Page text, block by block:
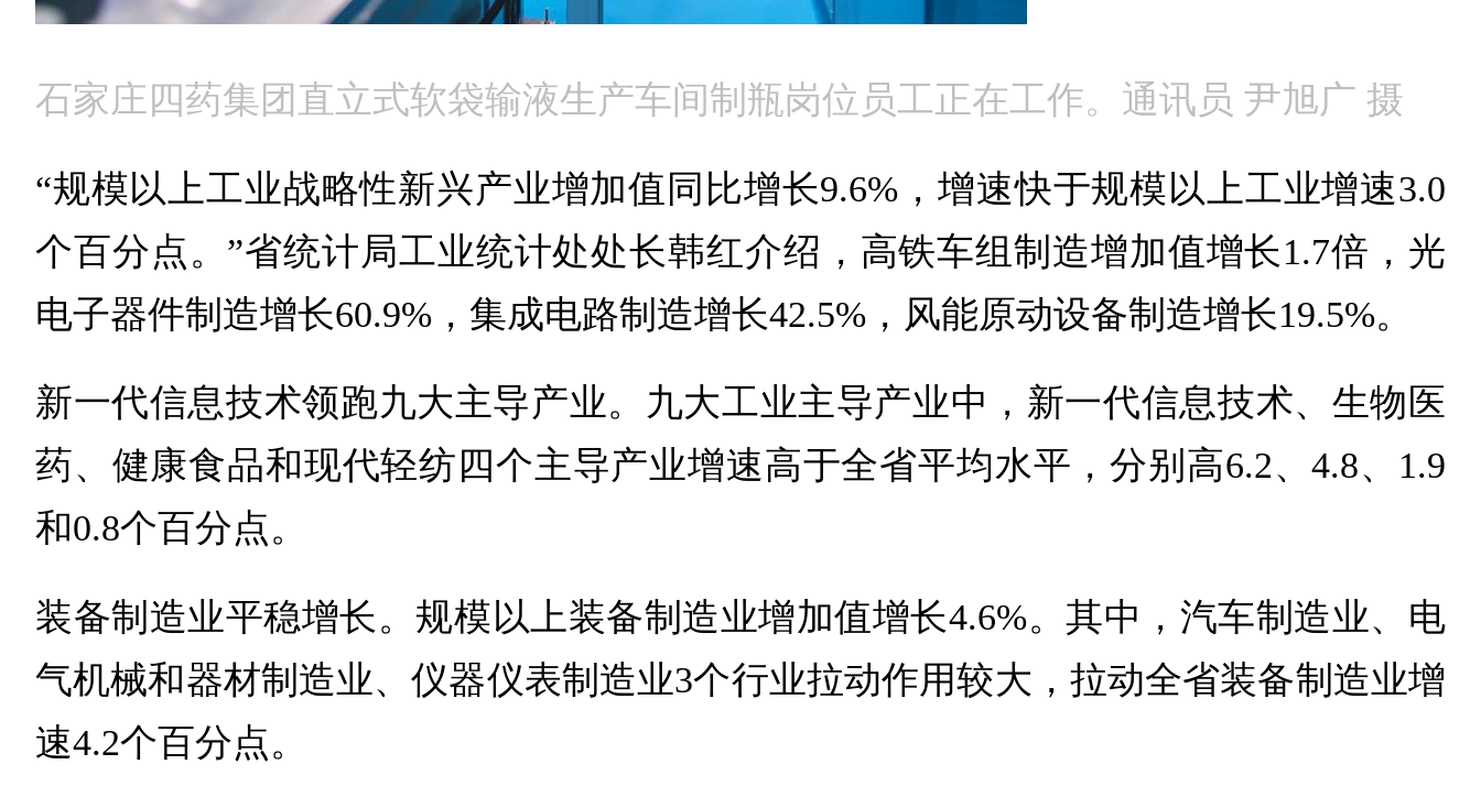
石家庄四药集团直立式软袋输液生产车间制瓶岗位员工正在工作。通讯员 尹旭广 摄
“规模以上工业战略性新兴产业增加值同比增长9.6%，增速快于规模以上工业增速3.0
个百分点。”省统计局工业统计处处长韩红介绍，高铁车组制造增加值增长1.7倍，光
电子器件制造增长60.9%，集成电路制造增长42.5%，风能原动设备制造增长19.5%。
新一代信息技术领跑九大主导产业。九大工业主导产业中，新一代信息技术、生物医
药、健康食品和现代轻纺四个主导产业增速高于全省平均水平，分别高6.2、4.8、1.9
和0.8个百分点。
装备制造业平稳增长。规模以上装备制造业增加值增长4.6%。其中，汽车制造业、电
气机械和器材制造业、仪器仪表制造业3个行业拉动作用较大，拉动全省装备制造业增
速4.2个百分点。